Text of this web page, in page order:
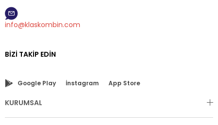
info@klaskombin.com
BIZI TAKIP EDIN
Google Play İnstagram App Store
KURUMSAL